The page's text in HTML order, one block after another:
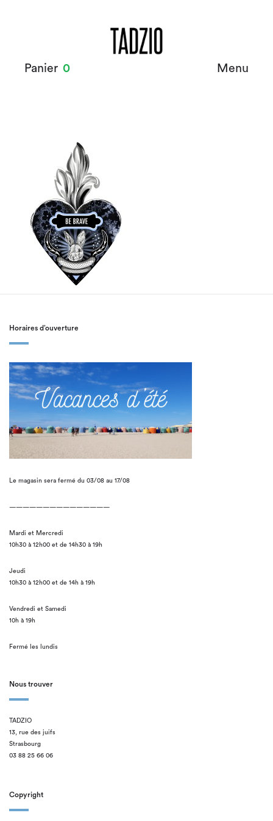
Panier 0 Menu
Horaires d’ouverture
Le magasin sera fermé du 03/08 au 17/08
———————————————
Mardi et Mercredi
10h30 à 12h00 et de 14h30 à 19h
Jeudi
10h30 à 12h00 et de 14h à 19h
Vendredi et Samedi
10h à 19h
Fermé les lundis
Nous trouver
TADZIO
13, rue des juifs
Strasbourg
03 88 25 66 06
Copyright